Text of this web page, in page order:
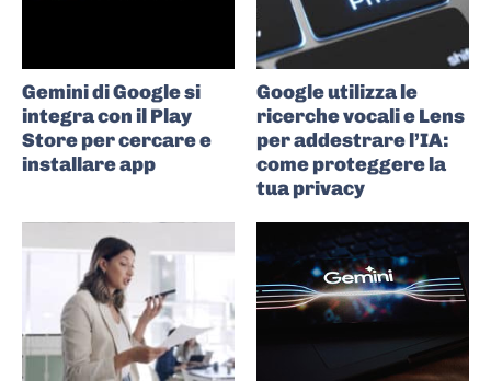
Gemini di Google si
integra con il Play
Store per cercare e
installare app
Google utilizza le
ricerche vocali e Lens
per addestrare l’IA:
come proteggere la
tua privacy